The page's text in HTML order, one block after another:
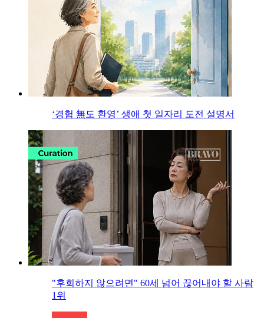
‘경험 無도 환영’ 생애 첫 일자리 도전 설명서
"후회하지 않으려면" 60세 넘어 끊어내야 할 사람
1위